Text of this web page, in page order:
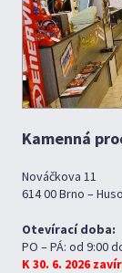
Kamenná
Nováčkova 11
614 00 Brno –
Otevírací doba:
PO – PÁ: od 9:00
K 30. 6. 2026